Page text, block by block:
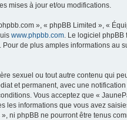
mises à jour et/ou modifications.
», « phpBB Limited », «
www.phpbb.com . Le logiciel
de plus amples informations au
sexuel ou tout autre contenu qui
et permanent, avec une
Vous acceptez que «
les informations que vous avez
ni phpBB ne pourront être tenus